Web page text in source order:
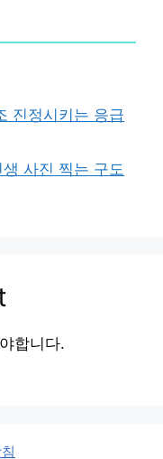
진정시키는 응급
사진 찍는 구도
합니다.